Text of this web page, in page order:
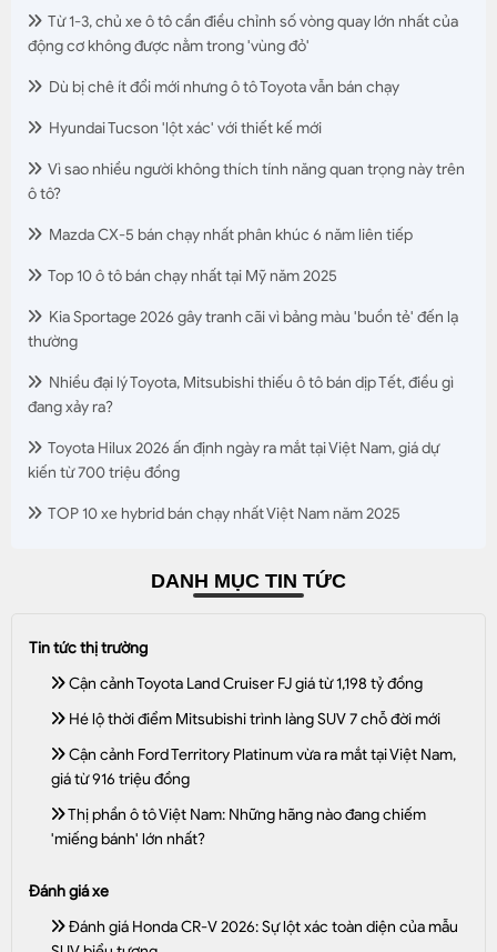
Từ 1-3, chủ xe ô tô cần điều chỉnh số vòng quay lớn nhất của
động cơ không được nằm trong 'vùng đỏ'
Dù bị chê ít đổi mới nhưng ô tô Toyota vẫn bán chạy
Hyundai Tucson 'lột xác' với thiết kế mới
Vì sao nhiều người không thích tính năng quan trọng này trên
ô tô?
Mazda CX-5 bán chạy nhất phân khúc 6 năm liên tiếp
Top 10 ô tô bán chạy nhất tại Mỹ năm 2025
Kia Sportage 2026 gây tranh cãi vì bảng màu 'buồn tẻ' đến lạ
thường
Nhiều đại lý Toyota, Mitsubishi thiếu ô tô bán dịp Tết, điều gì
đang xảy ra?
Toyota Hilux 2026 ấn định ngày ra mắt tại Việt Nam, giá dự
kiến từ 700 triệu đồng
TOP 10 xe hybrid bán chạy nhất Việt Nam năm 2025
DANH MỤC TIN TỨC
Tin tức thị trường
Cận cảnh Toyota Land Cruiser FJ giá từ 1,198 tỷ đồng
Hé lộ thời điểm Mitsubishi trình làng SUV 7 chỗ đời mới
Cận cảnh Ford Territory Platinum vừa ra mắt tại Việt Nam,
giá từ 916 triệu đồng
Thị phần ô tô Việt Nam: Những hãng nào đang chiếm
'miếng bánh' lớn nhất?
Đánh giá xe
Đánh giá Honda CR-V 2026: Sự lột xác toàn diện của mẫu